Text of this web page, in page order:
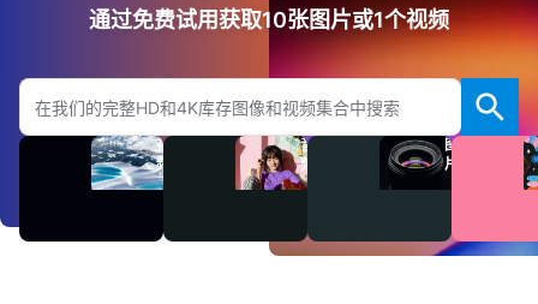
通过免费试用获取10张图片或1个视频
搜索Adobe.com网站
视
频
音
频
图
片